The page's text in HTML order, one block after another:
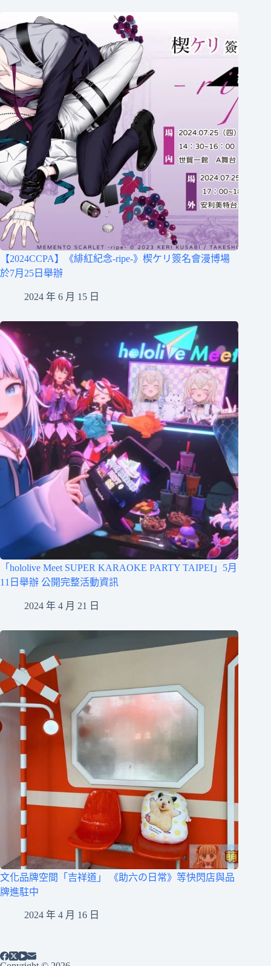
【2024CCPA】《緋紅紀念-ripe-》楔ケリ簽名會漫博場
於7月25日舉辦
2024 年 6 月 15 日
「hololive Meet SUPER KARAOKE PARTY TAIPEI」5月
11日舉辦 公開完整活動資訊
2024 年 4 月 21 日
文化品牌空間「吉祥道」 《助六の日常》等快閃店與品
牌進駐中
2024 年 4 月 16 日